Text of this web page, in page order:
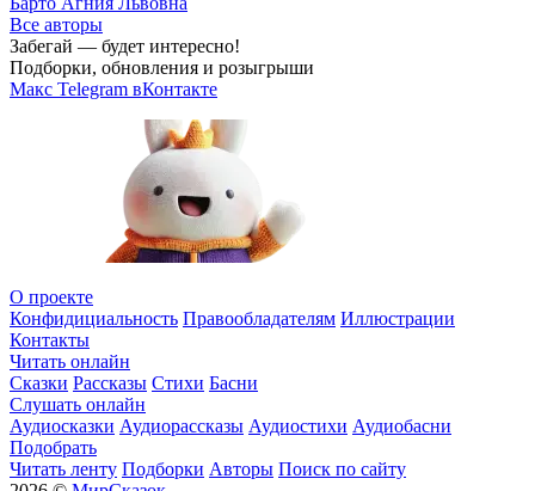
Все авторы
Забегай — будет интересно!
Подборки, обновления и розыгрыши
Макс Telegram вКонтакте
О проекте
Конфидициальность Правообладателям Иллюстрации
Контакты
Читать онлайн
Сказки Рассказы Стихи Басни
Слушать онлайн
Аудиосказки Аудиорассказы Аудиостихи Аудиобасни
Подобрать
Читать ленту Подборки Авторы Поиск по сайту